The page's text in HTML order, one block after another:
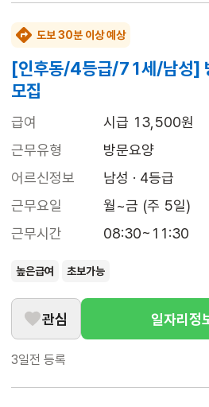
도보 30분 이상 예상
[인후동/4등급/71세/남성]
모집
급여
시급 13,500원
근무유형
방문요양
어르신정보
남성 · 4등급
근무요일
월~금 (주 5일)
근무시간
08:30~11:30
높은급여 초보가능
관심 일자리정
3일전 등록